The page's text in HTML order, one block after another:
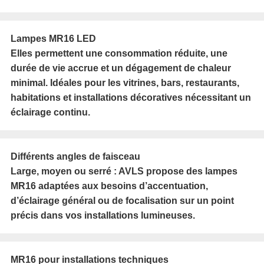
Lampes MR16 LED
Elles permettent une consommation réduite, une
durée de vie accrue et un dégagement de chaleur
minimal. Idéales pour les vitrines, bars, restaurants,
habitations et installations décoratives nécessitant un
éclairage continu.
Différents angles de faisceau
Large, moyen ou serré : AVLS propose des lampes
MR16 adaptées aux besoins d’accentuation,
d’éclairage général ou de focalisation sur un point
précis dans vos installations lumineuses.
MR16 pour installations techniques